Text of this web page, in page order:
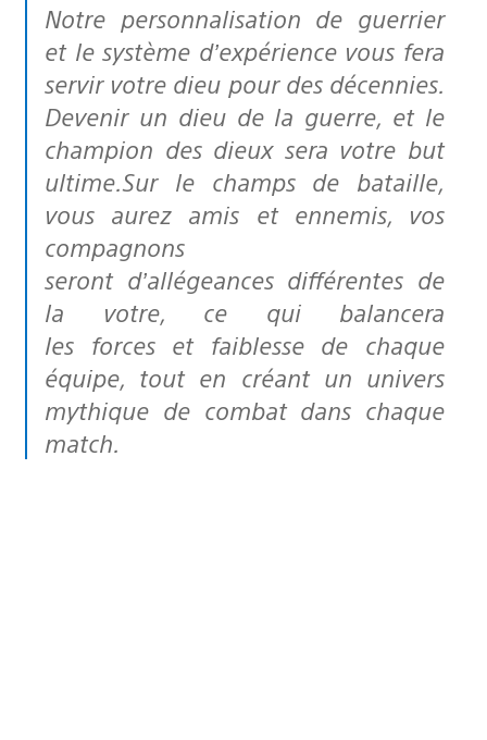
Notre personnalisation de guerrier
et le système d’expérience vous fera
servir votre dieu pour des décennies.
Devenir un dieu de la guerre, et le
champion des dieux sera votre but
ultime.Sur le champs de bataille,
vous aurez amis et ennemis, vos
compagnons
seront d’allégeances différentes de
la votre, ce qui balancera
les forces et faiblesse de chaque
équipe, tout en créant un univers
mythique de combat dans chaque
match.